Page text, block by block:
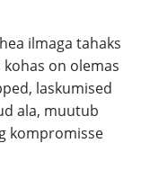
ilmaga tahaks
on olemas
laskumised
ala, muutub
kompromisse